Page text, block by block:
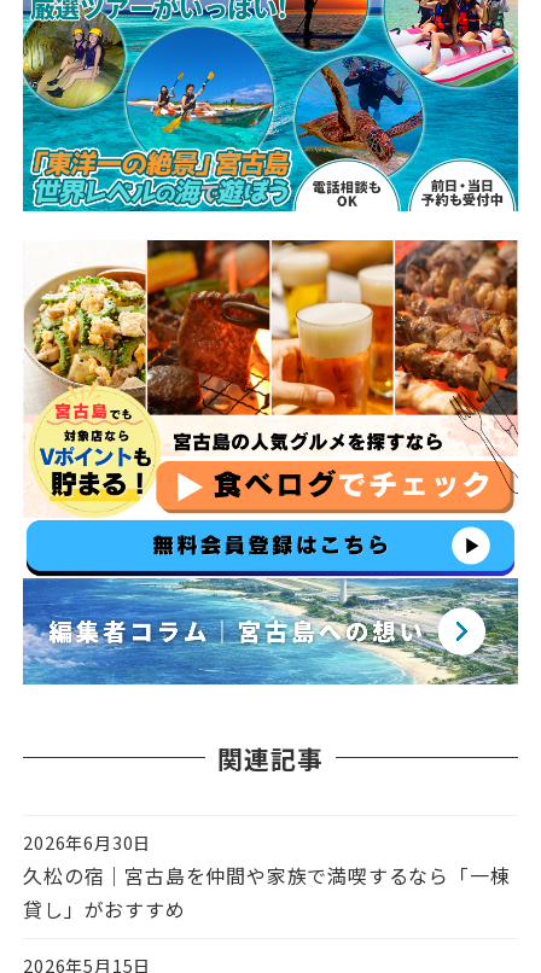
関連記事
投稿日
2026年6月30日
久松の宿｜宮古島を仲間や家族で満喫するなら「一棟
貸し」がおすすめ
2026年5月15日